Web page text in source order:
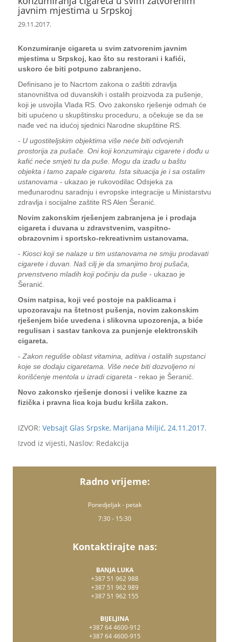
javnim mjestima u Srpskoj
29.11.2017.
Konzumiranje cigareta u svim zatvorenim javnim
mjestima u Srpskoj, kao što su restorani i kafići,
uskoro će biti potpuno zabranjeno.
Definisano je to Nacrtom zakona o zaštiti zdravlja
stanovništva od duvanskih i ostalih proizvoda za pušenje,
koji je usvojila Vlada RS. Ovo zakonsko rješenje odmah će
biti upućeno u skupštinsku proceduru, a očekuje se da se
nađe već na idućoj sjednici Narodne skupštine RS.
- U ugostiteljskim objektima više neće biti odvojenih
prostorija za pušače. Oni koji konzumiraju cigarete i dođu u
kafić neće smjeti tu da puše. Mogu da izađu u baštu
objekta i tamo zapale cigaretu. Ista situacija je i sa ostalim
ustanovama - ukazao je rukovodilac Odsjeka za
međunarodnu saradnju i evropske integracije u Ministarstvu
zdravlja i socijalne zaštite RS Alen Šeranić.
Novim zakonskim rješenjem zabranjena je i prodaja
cigareta i duvana u zdravstvenim, vaspitno-
obrazovnim i sportsko-rekreativnim ustanovama.
- Kiosci koji se nalaze u tim ustanovama ne smiju prodavati
cigarete i duvan. Naš cilj je da smanjimo broj pušača,
prvenstveno mladih koji počinju da puše - ukazao je
Šeranić.
Osim natpisa, koji već postoje na paklicama i
upozoravaju na štetnost pušenja, novim zakonskim
rješenjem biće uvedena i slikovna upozorenja, a biće
regulisan i sastav tankova za punjenje elektronskih
cigareta.
- Zakon reguliše oblast vitamina, aditiva i ostalih supstanci
koje se dodaju cigaretama. Više neće biti dozvoljeno ni
korišćenje mentola u izradi cigareta - rekao je Šeranić.
Novo zakonsko rješenje donosi i velike kazne za
fizička i pravna lica koja budu kršila zakon.
IZVOR: Vebsajt Glas Srpske, Marijana Miljić, 24.11.2017.
Izvod iz vijesti, Naslov: Redakcija
Radno vrijeme:
Ponedjeljak - petak
7:30 - 15:30
Kontaktirajte nas:
BANJA LUKA
+387 51 962 988
+387 51 962 989
+387 51 962 155
BIJELJINA
+387 64 4600-912
+387 64 4600-915